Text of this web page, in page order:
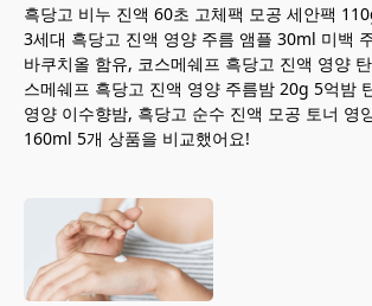
흑당고 비누 진액 60초 고체팩 모공 세안팩
3세대 흑당고 진액 영양 주름 앰플 30ml 미백
바쿠치올 함유, 코스메쉐프 흑당고 진액 영양
스메쉐프 흑당고 진액 영양 주름밤 20g 5억밤
영양 이수향밤, 흑당고 순수 진액 모공 토너 영
160ml 5개 상품을 비교했어요!